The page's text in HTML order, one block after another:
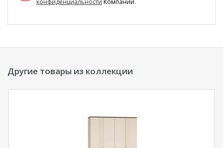
конфиденциальности Компании.
Другие товары из коллекции